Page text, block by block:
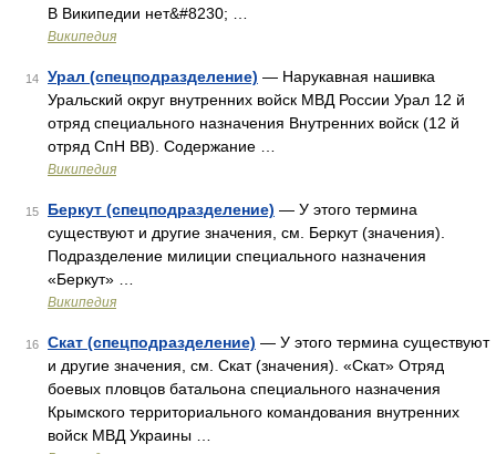
В Википедии нет&#8230; …
Википедия
14 Урал (спецподразделение) — Нарукавная нашивка
Уральский округ внутренних войск МВД России Урал 12 й
отряд специального назначения Внутренних войск (12 й
отряд СпН ВВ). Содержание …
Википедия
15 Беркут (спецподразделение) — У этого термина
существуют и другие значения, см. Беркут (значения).
Подразделение милиции специального назначения
«Беркут» …
Википедия
16 Скат (спецподразделение) — У этого термина существуют
и другие значения, см. Скат (значения). «Скат» Отряд
боевых пловцов батальона специального назначения
Крымского территориального командования внутренних
войск МВД Украины …